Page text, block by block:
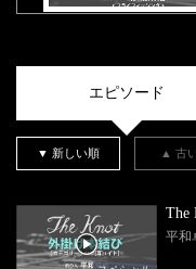
エピソード
▼ 新しい順 ▲ 古
The
平和